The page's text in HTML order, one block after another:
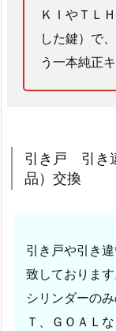
ッ
ト
ン
鍵
施
工
5.
2.
8.
熊
ＫＩやＴＬ
した鍵）で
う一本純正
引き戸 引き
品）交換
引き戸や引き
致しております
シリンダーの
Ｔ、ＧＯＡＬ